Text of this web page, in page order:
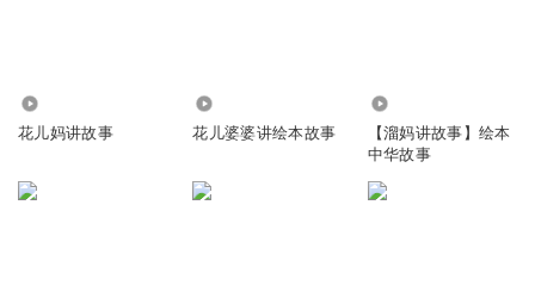
花儿妈讲故事 花儿婆婆讲绘本故事
【溜妈讲故事】绘本
中华故事